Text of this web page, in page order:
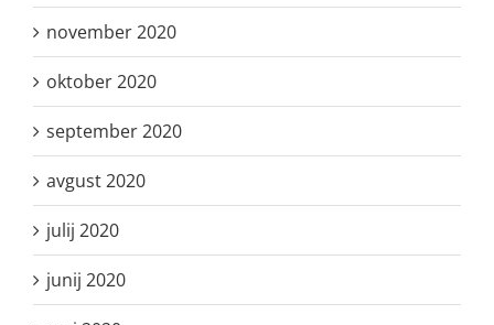
november 2020
oktober 2020
september 2020
avgust 2020
julij 2020
junij 2020